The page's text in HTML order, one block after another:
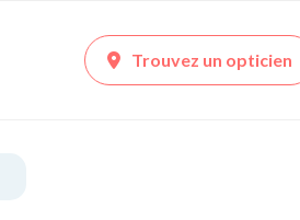
Trouvez un opticien